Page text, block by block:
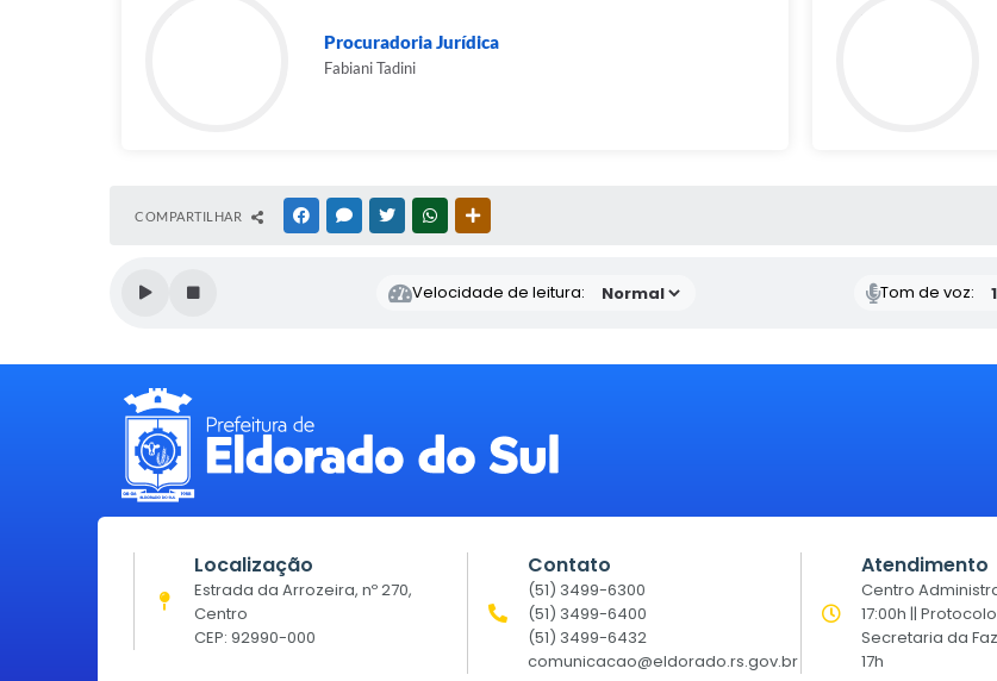
Procuradoria Jurídica
Fabiani Tadini
COMPARTILHAR FACEBOOKMESSENGER
TWITTERWHATSAPP
Velocidade de leitura: Tom de voz:
Localização
Estrada da Arrozeira, nº 270,
Centro
CEP: 92990-000
Contato
(51) 3499-6300
(51) 3499-6400
(51) 3499-6432
comunicacao@eldorado.rs.gov.br
Atendimento
Centro
17:00h ||
Secretaria da
17h